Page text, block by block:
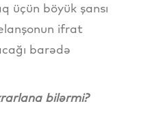
üçün böyük şansı
ifrat
barədə
bilərmi?